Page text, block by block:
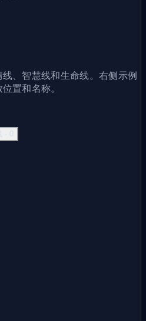
、智慧线和生命线。右侧示例
置和名称。
0